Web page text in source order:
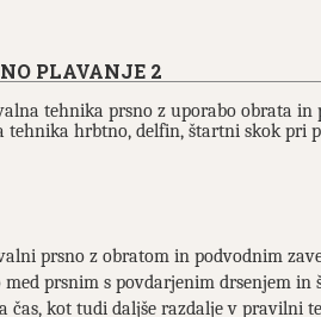
PLAVANJE 2
tehnika prsno z uporabo obrata
tehnika hrbtno, delfin, štartni skok pri
prsno z obratom in podvodnim
prsnim s povdarjenim drsenjem in
čas, kot tudi daljše razdalje v pravilni